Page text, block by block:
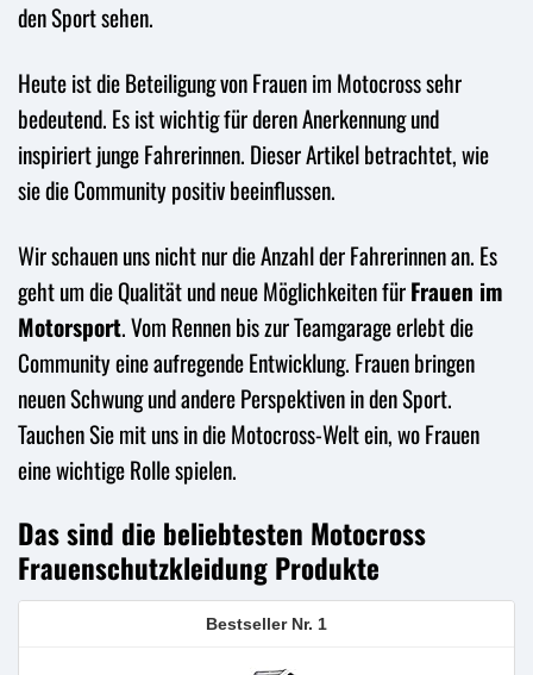
den Sport sehen.
Heute ist die Beteiligung von Frauen im Motocross sehr
bedeutend. Es ist wichtig für deren Anerkennung und
inspiriert junge Fahrerinnen. Dieser Artikel betrachtet, wie
sie die Community positiv beeinflussen.
Wir schauen uns nicht nur die Anzahl der Fahrerinnen an. Es
geht um die Qualität und neue Möglichkeiten fürFrauen im
Motorsport. Vom Rennen bis zur Teamgarage erlebt die
Community eine aufregende Entwicklung. Frauen bringen
neuen Schwung und andere Perspektiven in den Sport.
Tauchen Sie mit uns in die Motocross-Welt ein, wo Frauen
eine wichtige Rolle spielen.
Das sind die beliebtesten Motocross
Frauenschutzkleidung Produkte
1